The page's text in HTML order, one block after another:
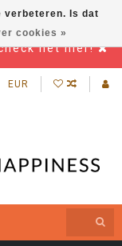
het hier!
EUR
verbeteren. Is dat
cookies »